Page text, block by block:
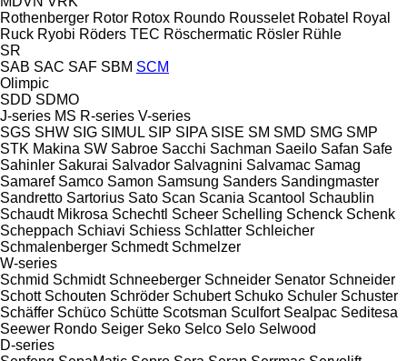
Rothenberger Rotor Rotox Roundo Rousselet Robatel Royal
Ruck Ryobi Röders TEC Röschermatic Rösler Rühle
SR
SAB SAC SAF SBM SCM
Olimpic
SDD SDMO
J-series MS R-series V-series
SGS SHW SIG SIMUL SIP SIPA SISE SM SMD SMG SMP
STK Makina SW Sabroe Sacchi Sachman Saeilo Safan Safe
Sahinler Sakurai Salvador Salvagnini Salvamac Samag
Samaref Samco Samon Samsung Sanders Sandingmaster
Sandretto Sartorius Sato Scan Scania Scantool Schaublin
Schaudt Mikrosa Schechtl Scheer Schelling Schenck Schenk
Scheppach Schiavi Schiess Schlatter Schleicher
Schmalenberger Schmedt Schmelzer
W-series
Schmid Schmidt Schneeberger Schneider Senator Schneider
Schott Schouten Schröder Schubert Schuko Schuler Schuster
Schäffer Schüco Schütte Scotsman Sculfort Sealpac Seditesa
Seewer Rondo Seiger Seko Selco Selo Selwood
D-series